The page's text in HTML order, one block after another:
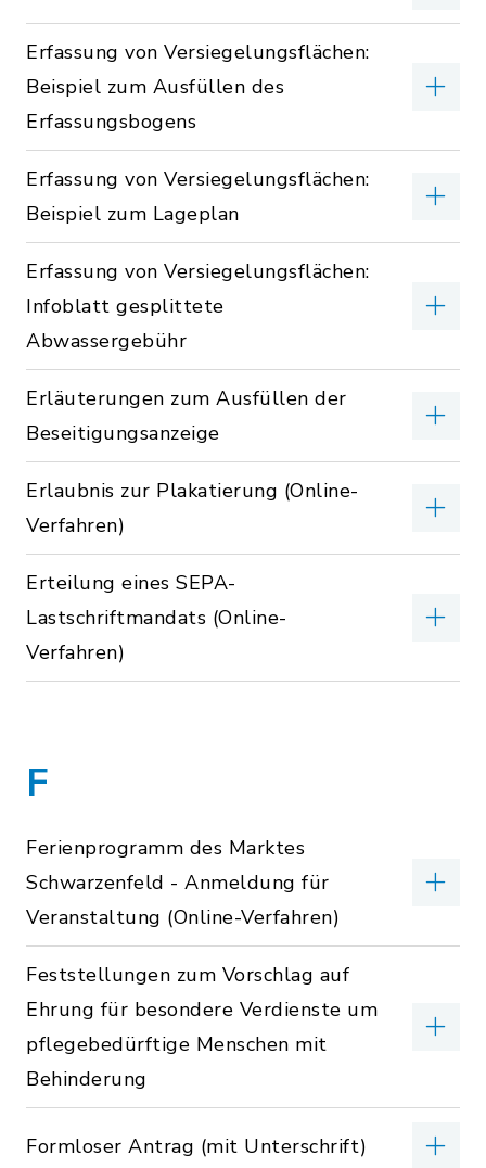
Erfassung von Versiegelungsflächen:
Beispiel zum Ausfüllen des
Erfassungsbogens
Erfassung von Versiegelungsflächen:
Beispiel zum Lageplan
Erfassung von Versiegelungsflächen:
Infoblatt gesplittete
Abwassergebühr
Erläuterungen zum Ausfüllen der
Beseitigungsanzeige
Erlaubnis zur Plakatierung (Online-
Verfahren)
Erteilung eines SEPA-
Lastschriftmandats (Online-
Verfahren)
F
Ferienprogramm des Marktes
Schwarzenfeld - Anmeldung für
Veranstaltung (Online-Verfahren)
Feststellungen zum Vorschlag auf
Ehrung für besondere Verdienste um
pflegebedürftige Menschen mit
Behinderung
Formloser Antrag (mit Unterschrift)